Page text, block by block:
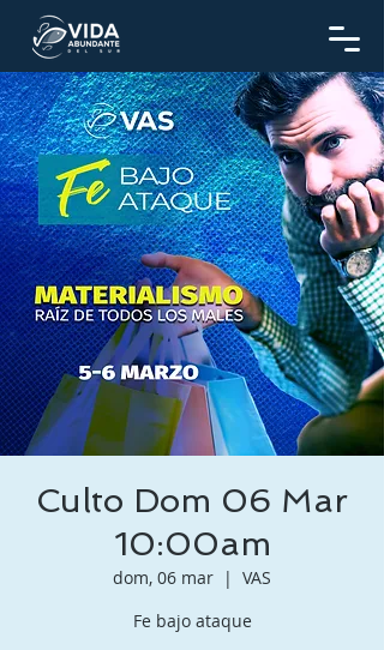
Culto Dom 06 Mar
10:00am
dom, 06 mar
  |
VAS
Fe bajo ataque